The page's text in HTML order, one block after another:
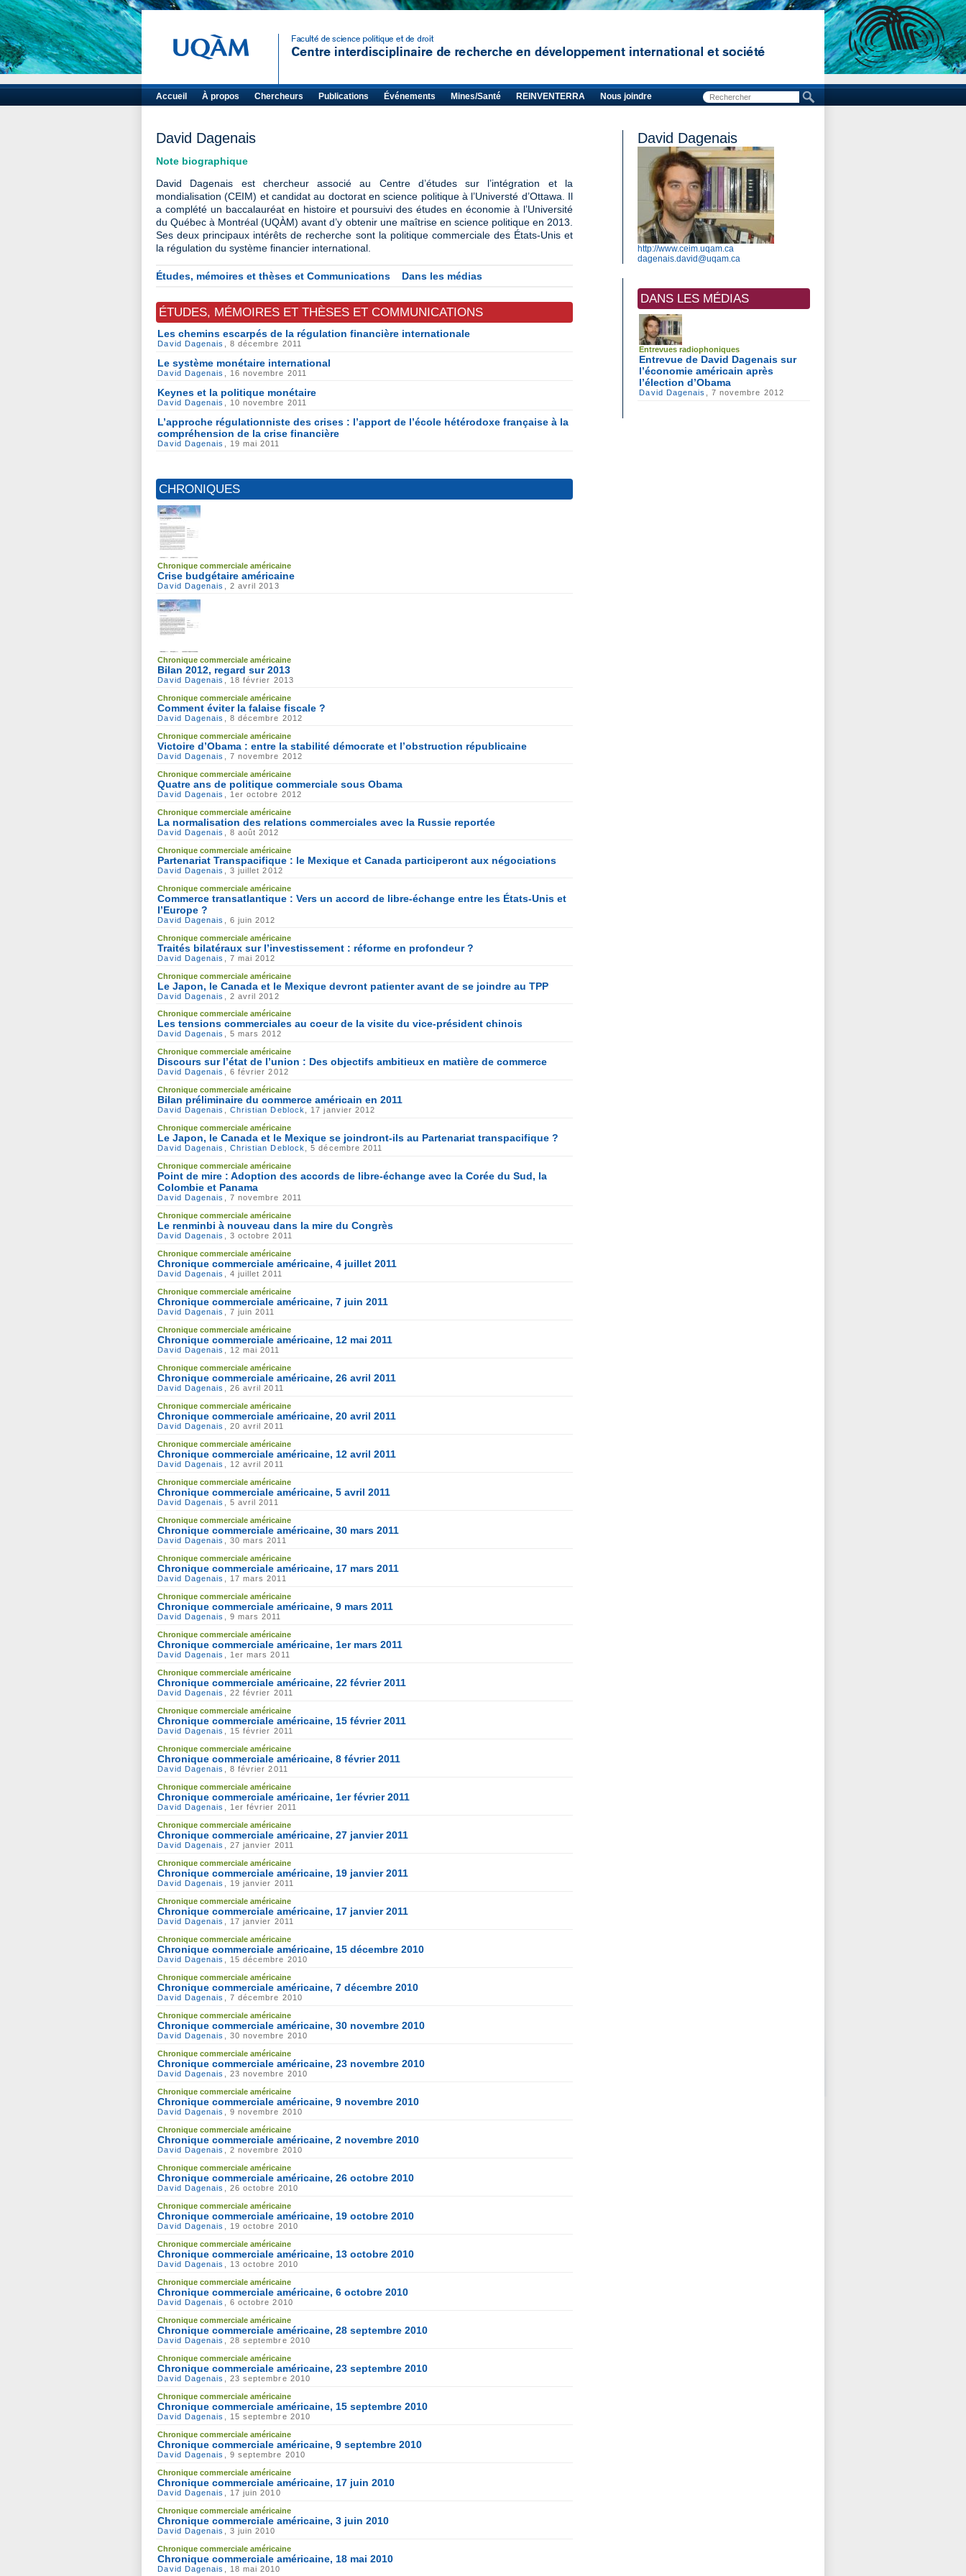
>
Accueil À propos Chercheurs Publications Événements Mines/Santé REINVENTERRA Nous joindre
David Dagenais
Note biographique
David Dagenais est chercheur associé au Centre d’études sur l’intégration et la
mondialisation (CEIM) et candidat au doctorat en science politique à l’Universté d’Ottawa. Il
a complété un baccalauréat en histoire et poursuivi des études en économie à l’Université
du Québec à Montréal (UQÀM) avant d’y obtenir une maîtrise en science politique en 2013.
Ses deux principaux intérêts de recherche sont la politique commerciale des États-Unis et
la régulation du système financier international.
Études, mémoires et thèses et Communications Dans les médias
ÉTUDES, MÉMOIRES ET THÈSES ET COMMUNICATIONS
Les chemins escarpés de la régulation financière internationale
David Dagenais , 8 décembre 2011
Le système monétaire international
David Dagenais , 16 novembre 2011
Keynes et la politique monétaire
David Dagenais , 10 novembre 2011
L’approche régulationniste des crises : l’apport de l’école hétérodoxe française à la
compréhension de la crise financière
David Dagenais , 19 mai 2011
CHRONIQUES
Chronique commerciale américaine
Crise budgétaire américaine
David Dagenais , 2 avril 2013
Chronique commerciale américaine
Bilan 2012, regard sur 2013
David Dagenais , 18 février 2013
Chronique commerciale américaine
Comment éviter la falaise fiscale ?
David Dagenais , 8 décembre 2012
Chronique commerciale américaine
Victoire d’Obama : entre la stabilité démocrate et l’obstruction républicaine
David Dagenais , 7 novembre 2012
Chronique commerciale américaine
Quatre ans de politique commerciale sous Obama
David Dagenais , 1er octobre 2012
Chronique commerciale américaine
La normalisation des relations commerciales avec la Russie reportée
David Dagenais , 8 août 2012
Chronique commerciale américaine
Partenariat Transpacifique : le Mexique et Canada participeront aux négociations
David Dagenais , 3 juillet 2012
Chronique commerciale américaine
Commerce transatlantique : Vers un accord de libre-échange entre les États-Unis et
l’Europe ?
David Dagenais , 6 juin 2012
Chronique commerciale américaine
Traités bilatéraux sur l’investissement : réforme en profondeur ?
David Dagenais , 7 mai 2012
Chronique commerciale américaine
Le Japon, le Canada et le Mexique devront patienter avant de se joindre au TPP
David Dagenais , 2 avril 2012
Chronique commerciale américaine
Les tensions commerciales au coeur de la visite du vice-président chinois
David Dagenais , 5 mars 2012
Chronique commerciale américaine
Discours sur l’état de l’union : Des objectifs ambitieux en matière de commerce
David Dagenais , 6 février 2012
Chronique commerciale américaine
Bilan préliminaire du commerce américain en 2011
David Dagenais , Christian Deblock, 17 janvier 2012
Chronique commerciale américaine
Le Japon, le Canada et le Mexique se joindront-ils au Partenariat transpacifique ?
David Dagenais , Christian Deblock, 5 décembre 2011
Chronique commerciale américaine
Point de mire : Adoption des accords de libre-échange avec la Corée du Sud, la
Colombie et Panama
David Dagenais , 7 novembre 2011
Chronique commerciale américaine
Le renminbi à nouveau dans la mire du Congrès
David Dagenais , 3 octobre 2011
Chronique commerciale américaine
Chronique commerciale américaine, 4 juillet 2011
David Dagenais , 4 juillet 2011
Chronique commerciale américaine
Chronique commerciale américaine, 7 juin 2011
David Dagenais , 7 juin 2011
Chronique commerciale américaine
Chronique commerciale américaine, 12 mai 2011
David Dagenais , 12 mai 2011
Chronique commerciale américaine
Chronique commerciale américaine, 26 avril 2011
David Dagenais , 26 avril 2011
Chronique commerciale américaine
Chronique commerciale américaine, 20 avril 2011
David Dagenais , 20 avril 2011
Chronique commerciale américaine
Chronique commerciale américaine, 12 avril 2011
David Dagenais , 12 avril 2011
Chronique commerciale américaine
Chronique commerciale américaine, 5 avril 2011
David Dagenais , 5 avril 2011
Chronique commerciale américaine
Chronique commerciale américaine, 30 mars 2011
David Dagenais , 30 mars 2011
Chronique commerciale américaine
Chronique commerciale américaine, 17 mars 2011
David Dagenais , 17 mars 2011
Chronique commerciale américaine
Chronique commerciale américaine, 9 mars 2011
David Dagenais , 9 mars 2011
Chronique commerciale américaine
Chronique commerciale américaine, 1er mars 2011
David Dagenais , 1er mars 2011
Chronique commerciale américaine
Chronique commerciale américaine, 22 février 2011
David Dagenais , 22 février 2011
Chronique commerciale américaine
Chronique commerciale américaine, 15 février 2011
David Dagenais , 15 février 2011
Chronique commerciale américaine
Chronique commerciale américaine, 8 février 2011
David Dagenais , 8 février 2011
Chronique commerciale américaine
Chronique commerciale américaine, 1er février 2011
David Dagenais , 1er février 2011
Chronique commerciale américaine
Chronique commerciale américaine, 27 janvier 2011
David Dagenais , 27 janvier 2011
Chronique commerciale américaine
Chronique commerciale américaine, 19 janvier 2011
David Dagenais , 19 janvier 2011
Chronique commerciale américaine
Chronique commerciale américaine, 17 janvier 2011
David Dagenais , 17 janvier 2011
Chronique commerciale américaine
Chronique commerciale américaine, 15 décembre 2010
David Dagenais , 15 décembre 2010
Chronique commerciale américaine
Chronique commerciale américaine, 7 décembre 2010
David Dagenais , 7 décembre 2010
Chronique commerciale américaine
Chronique commerciale américaine, 30 novembre 2010
David Dagenais , 30 novembre 2010
Chronique commerciale américaine
Chronique commerciale américaine, 23 novembre 2010
David Dagenais , 23 novembre 2010
Chronique commerciale américaine
Chronique commerciale américaine, 9 novembre 2010
David Dagenais , 9 novembre 2010
Chronique commerciale américaine
Chronique commerciale américaine, 2 novembre 2010
David Dagenais , 2 novembre 2010
Chronique commerciale américaine
Chronique commerciale américaine, 26 octobre 2010
David Dagenais , 26 octobre 2010
Chronique commerciale américaine
Chronique commerciale américaine, 19 octobre 2010
David Dagenais , 19 octobre 2010
Chronique commerciale américaine
Chronique commerciale américaine, 13 octobre 2010
David Dagenais , 13 octobre 2010
Chronique commerciale américaine
Chronique commerciale américaine, 6 octobre 2010
David Dagenais , 6 octobre 2010
Chronique commerciale américaine
Chronique commerciale américaine, 28 septembre 2010
David Dagenais , 28 septembre 2010
Chronique commerciale américaine
Chronique commerciale américaine, 23 septembre 2010
David Dagenais , 23 septembre 2010
Chronique commerciale américaine
Chronique commerciale américaine, 15 septembre 2010
David Dagenais , 15 septembre 2010
Chronique commerciale américaine
Chronique commerciale américaine, 9 septembre 2010
David Dagenais , 9 septembre 2010
Chronique commerciale américaine
Chronique commerciale américaine, 17 juin 2010
David Dagenais , 17 juin 2010
Chronique commerciale américaine
Chronique commerciale américaine, 3 juin 2010
David Dagenais , 3 juin 2010
Chronique commerciale américaine
Chronique commerciale américaine, 18 mai 2010
David Dagenais , 18 mai 2010
David Dagenais
http://www.ceim.uqam.ca
dagenais.david@uqam.ca
DANS LES MÉDIAS
Entrevues radiophoniques
Entrevue de David Dagenais sur
l’économie américain après
l’élection d’Obama
David Dagenais , 7 novembre 2012